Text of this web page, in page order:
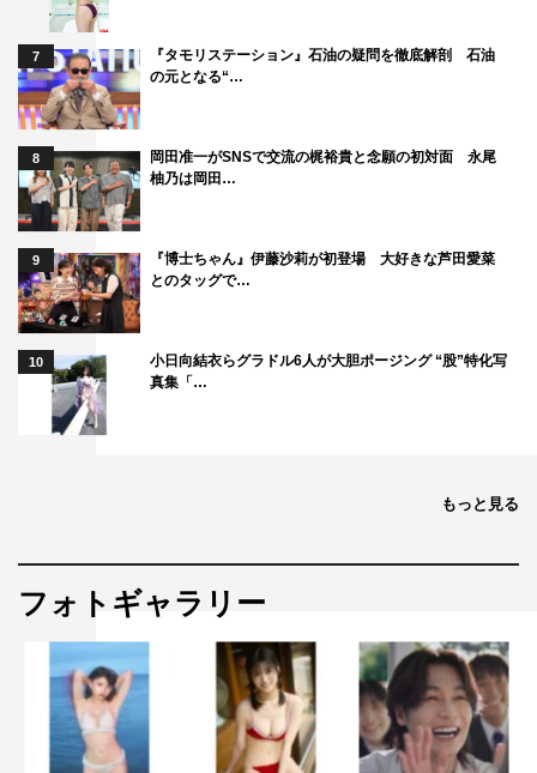
7
『タモリステーション』石油の疑問を徹底解剖 石油
の元となる“…
8
岡田准一がSNSで交流の梶裕貴と念願の初対面 永尾
柚乃は岡田…
9
『博士ちゃん』伊藤沙莉が初登場 大好きな芦田愛菜
とのタッグで…
10
小日向結衣らグラドル6人が大胆ポージング “股”特化写
真集「…
もっと見る
フォトギャラリー